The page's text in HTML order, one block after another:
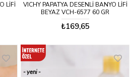
LİFİ
VICHY PAPATYA DESENLİ BANYO LİFİ
BEYAZ VCH-6577 60 GR
₺169,65
yeni